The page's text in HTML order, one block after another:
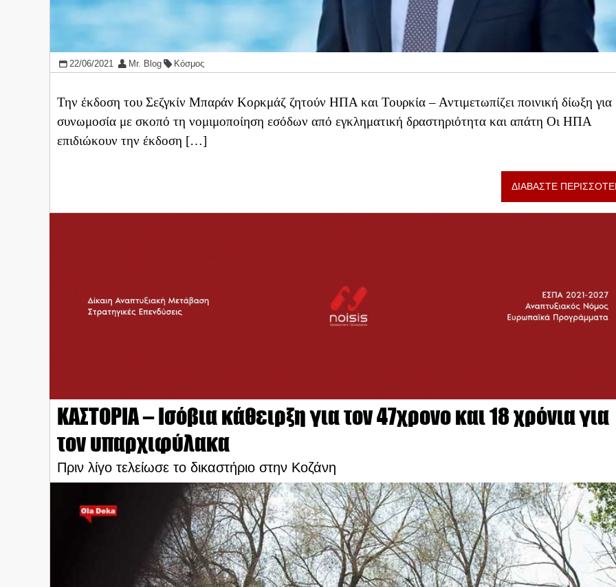
22/06/2021 Mr. Blog Κόσμος
Την έκδοση του Σεζγκίν Μπαράν Κορκμάζ ζητούν ΗΠΑ και Τουρκία – Αντιμετωπίζει ποινική δίωξη για
συνωμοσία με σκοπό τη νομιμοποίηση εσόδων από εγκληματική δραστηριότητα και απάτη Οι ΗΠΑ
επιδιώκουν την έκδοση […]
ΔΙΑΒΑΣΤΕ
ΚΑΣΤΟΡΙΑ – Ισόβια κάθειρξη για τον 47χρονο και 18 χρόνια για
τον υπαρχιφύλακα
Πριν λίγο τελείωσε το δικαστήριο στην Κοζάνη